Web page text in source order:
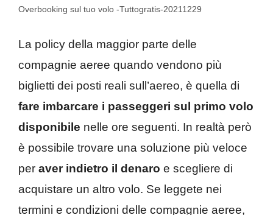
Overbooking sul tuo volo -Tuttogratis-20211229
La policy della maggior parte delle
compagnie aeree quando vendono più
biglietti dei posti reali sull’aereo, è quella di
fare imbarcare i passeggeri sul primo volo
disponibile nelle ore seguenti. In realtà però
è possibile trovare una soluzione più veloce
per aver indietro il denaro e scegliere di
acquistare un altro volo. Se leggete nei
termini e condizioni delle compagnie aeree,